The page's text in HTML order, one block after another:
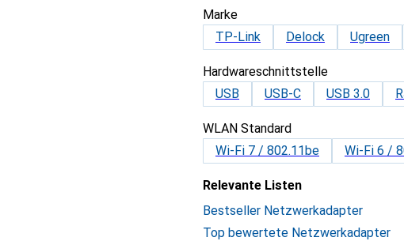
Marke
TP-Link
Delock Ugreen
Hardwareschnittstelle
USB
USB-C USB 3.0
WLAN Standard
Wi-Fi 7 / 802.11be
Wi-Fi 6 /
Relevante Listen
Bestseller Netzwerkadapter
Top bewertete Netzwerkadapter